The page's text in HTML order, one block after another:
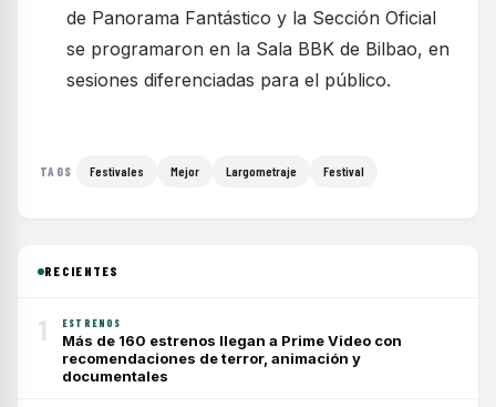
de Panorama Fantástico y la Sección Oficial
se programaron en la Sala BBK de Bilbao, en
sesiones diferenciadas para el público.
TAGS Festivales Mejor Largometraje Festival
RECIENTES
1 ESTRENOS
Más de 160 estrenos llegan a Prime Video con
recomendaciones de terror, animación y
documentales